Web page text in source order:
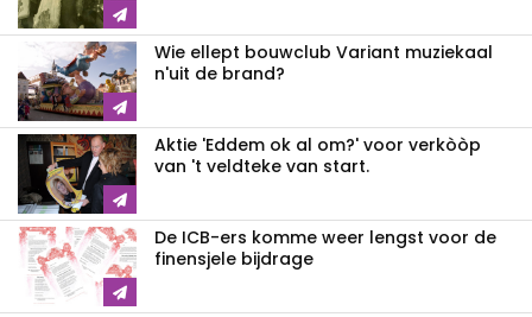
Wie ellept bouwclub Variant muziekaal
n'uit de brand?
Aktie 'Eddem ok al om?' voor verkòòp
van 't veldteke van start.
De ICB-ers komme weer lengst voor de
finensjele bijdrage